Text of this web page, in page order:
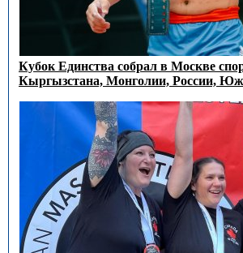
Кубок Единства собрал в Москве
Кыргызстана, Монголии, России,